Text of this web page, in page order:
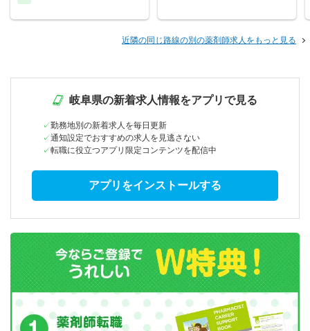
近隣の同じ路線の別の薬剤師求人をもっと見る
岐阜県の新着求人情報をアプリで見る
勤務地別の新着求人を毎日更新
通知設定でおすすめの求人を見逃さない
転職に役立つアプリ限定コンテンツを配信中
アプリをインストールする